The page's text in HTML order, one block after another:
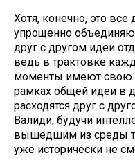
Хотя, конечно, это
упрощенно
друг с другом идеи
ведь в трактовке
моменты имеют свою
рамках общей идеи в
расходятся друг с
Валиди, будучи
вышедшим из среды
уже исторически не